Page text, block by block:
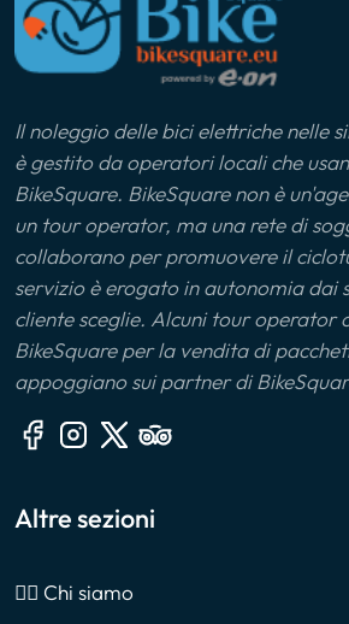
Il noleggio delle bici elettriche nelle
è gestito da operatori locali che
BikeSquare. BikeSquare non è
un tour operator, ma una rete di
collaborano per promuovere il
servizio è erogato in autonomia dai
cliente sceglie. Alcuni tour operator
BikeSquare per la vendita di
appoggiano sui partner di
Altre sezioni
🙎‍♂️ Chi siamo